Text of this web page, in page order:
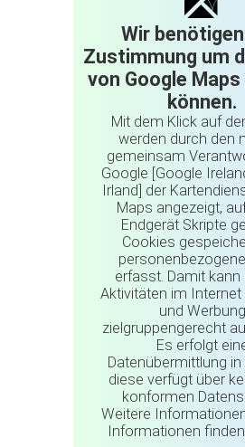
Wir
Zustimmung um
von Google Maps
können.
Mit dem Klick auf
werden durch den
gemeinsam
Google [Google
Irland] der
Maps angezeigt,
Endgerät Skripte
Cookies
erfasst. Damit kann
Aktivitäten im Internet
und Werbung
zielgruppengerecht
Es erfolgt
Datenübermittlung in
diese verfügt über
konformen
Weitere
Informationen